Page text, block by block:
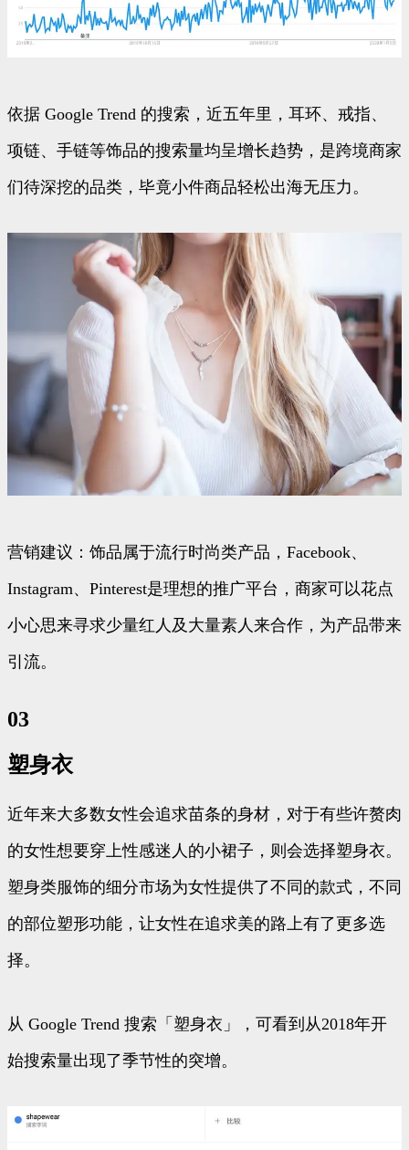
依据 Google Trend 的搜索，近五年里，耳环、戒指、
项链、手链等饰品的搜索量均呈增长趋势，是跨境商家
们待深挖的品类，毕竟小件商品轻松出海无压力。
营销建议：饰品属于流行时尚类产品，Facebook、
Instagram、Pinterest是理想的推广平台，商家可以花点
小心思来寻求少量红人及大量素人来合作，为产品带来
引流。
03
塑身衣
近年来大多数女性会追求苗条的身材，对于有些许赘肉
的女性想要穿上性感迷人的小裙子，则会选择塑身衣。
塑身类服饰的细分市场为女性提供了不同的款式，不同
的部位塑形功能，让女性在追求美的路上有了更多选
择。
从 Google Trend 搜索「塑身衣」，可看到从2018年开
始搜索量出现了季节性的突增。